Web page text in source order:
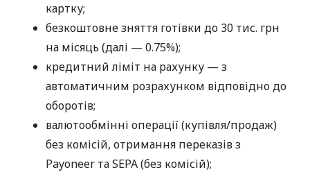
картку;
безкоштовне зняття готівки до 30 тис. грн
на місяць (далі — 0.75%);
кредитний ліміт на рахунку — з
автоматичним розрахунком відповідно до
оборотів;
валютообмінні операції (купівля/продаж)
без комісій, отримання переказів з
Payoneer та SEPA (без комісій);